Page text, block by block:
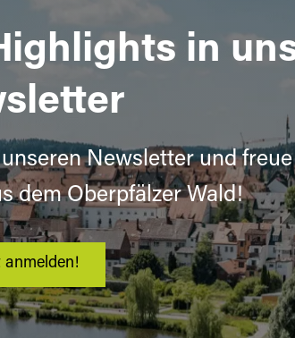
in
Newsletter und
dem Oberpfälzer Wald!
anmelden!